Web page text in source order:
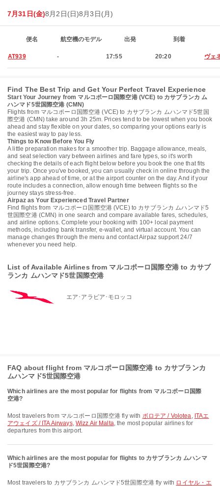
7月31日(金)8月2日(日)8月3日(月)
便名 航空機のモデル 出発 到着
AT939 - 17:55 20:20 ヴェ
Find The Best Trip and Get Your Perfect Travel Experience
Start Your Journey from マルコポーロ国際空港 (VCE) to カサブランカ ム
ハンマド5世国際空港 (CMN)
Flights from マルコポーロ国際空港 (VCE) to カサブランカ ムハンマド5世国
際空港 (CMN) take around 3h 25m. Prices tend to be lowest when you book
ahead and stay flexible on your dates, so comparing your options early is
the easiest way to pay less.
Things to Know Before You Fly
A little preparation makes for a smoother trip. Baggage allowance, meals,
and seat selection vary between airlines and fare types, so it's worth
checking the details of each flight below before you book the one that fits
your trip. Once you've booked, you can usually check in online through the
airline's app ahead of time, or at the airport counter on the day. And if your
route includes a connection, allow enough time between flights so the
journey stays stress-free.
Airpaz as Your Experienced Travel Partner
Find flights from マルコポーロ国際空港 (VCE) to カサブランカ ムハンマド5
世国際空港 (CMN) in one search and compare available fares, schedules,
and airline options. Complete your booking with 100+ local payment
methods, including bank transfer, e-wallet, and virtual account. You can
manage changes through the menu and contact Airpaz support 24/7
whenever you need help.
List of Available Airlines from マルコポーロ国際空港 to カサブ
ランカ ムハンマド5世国際空港
エア･アラビア･モロッコ
FAQ about flight from マルコポーロ国際空港 to カサブランカ
ムハンマド5世国際空港
Which airlines are the most popular for flights from マルコポーロ国際
空港?
Most travelers from マルコポーロ国際空港 fly with ボロテア / Volotea, ITAエ
アウェイズ / ITA Airways, Wizz Air Malta, the most popular airlines for
departures from this airport.
Which airlines are the most popular for flights to カサブランカ ムハンマ
ド5世国際空港?
Most travelers to カサブランカ ムハンマド5世国際空港 fly with ロイヤル・エ